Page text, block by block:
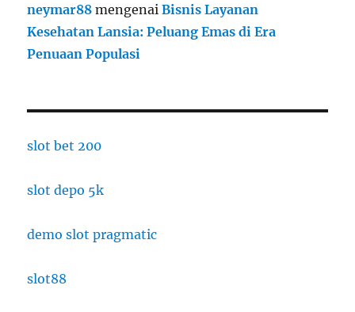
neymar88 mengenaiBisnis Layanan
Kesehatan Lansia: Peluang Emas di Era
Penuaan Populasi
slot bet 200
slot depo 5k
demo slot pragmatic
slot88